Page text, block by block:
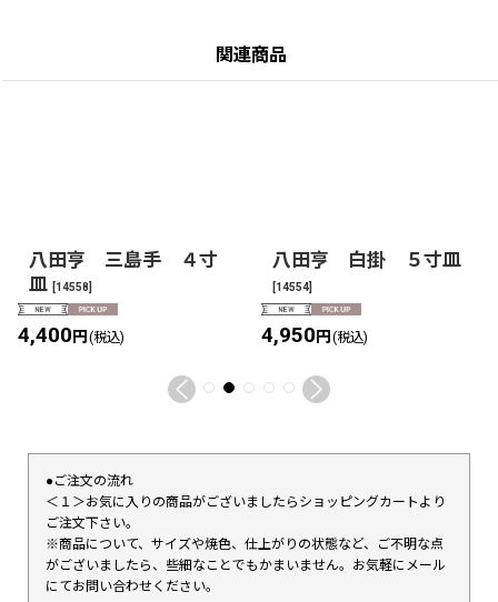
関連商品
八田亨 三島手 ４寸
皿 [14558]
4,400円 (税込)
八田亨 白掛 ５寸皿
[14554]
4,950円 (税込)
●ご注文の流れ
＜１＞お気に入りの商品がございましたらショッピングカートより
ご注文下さい。
※商品について、サイズや焼色、仕上がりの状態など、ご不明な点
がございましたら、些細なことでもかまいません。お気軽にメール
にてお問い合わせください。